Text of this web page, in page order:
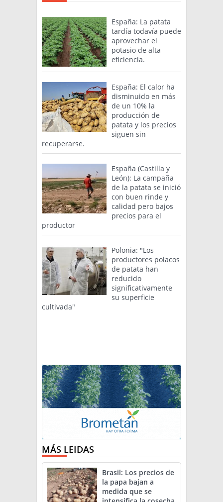
España: La patata
tardía todavía puede
aprovechar el
potasio de alta
eficiencia.
España: El calor ha
disminuido en más
de un 10% la
producción de
patata y los precios
siguen sin
recuperarse.
España (Castilla y
León): La campaña
de la patata se inició
con buen rinde y
calidad pero bajos
precios para el
productor
Polonia: "Los
productores polacos
de patata han
reducido
significativamente
su superficie
cultivada"
MÁS LEIDAS
Brasil: Los precios de
la papa bajan a
medida que se